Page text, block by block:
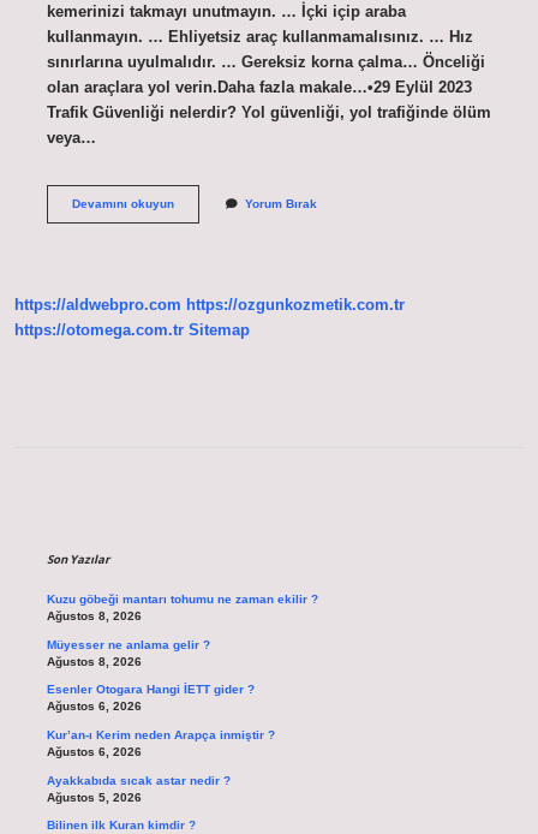
kemerinizi takmayı unutmayın. … İçki içip araba
kullanmayın. … Ehliyetsiz araç kullanmamalısınız. … Hız
sınırlarına uyulmalıdır. … Gereksiz korna çalma… Önceliği
olan araçlara yol verin.Daha fazla makale…•29 Eylül 2023
Trafik Güvenliği nelerdir? Yol güvenliği, yol trafiğinde ölüm
veya…
Devamını okuyunTrafikte
Yorum Bırak
https://aldwebpro.com https://ozgunkozmetik.com.tr
https://otomega.com.tr Sitemap
Son Yazılar
Kuzu göbeği mantarı tohumu ne zaman ekilir ?
Ağustos 8, 2026
Müyesser ne anlama gelir ?
Ağustos 8, 2026
Esenler Otogara Hangi İETT gider ?
Ağustos 6, 2026
Kur’an-ı Kerim neden Arapça inmiştir ?
Ağustos 6, 2026
Ayakkabıda sıcak astar nedir ?
Ağustos 5, 2026
Bilinen ilk Kuran kimdir ?